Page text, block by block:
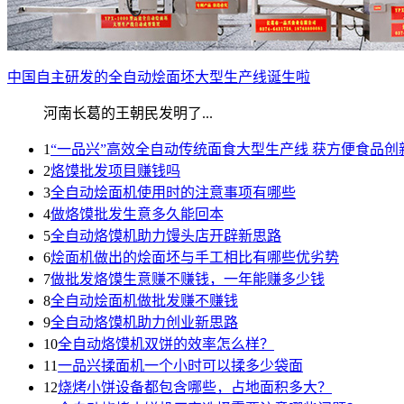
中国自主研发的全自动烩面坯大型生产线诞生啦
河南长葛的王朝民发明了...
1“一品兴”高效全自动传统面食大型生产线 获方便食品创
2烙馍批发项目赚钱吗
3全自动烩面机使用时的注意事项有哪些
4做烙馍批发生意多久能回本
5全自动烙馍机助力馒头店开辟新思路
6烩面机做出的烩面坯与手工相比有哪些优劣势
7做批发烙馍生意赚不赚钱，一年能赚多少钱
8全自动烩面机做批发赚不赚钱
9全自动烙馍机助力创业新思路
10全自动烙馍机双饼的效率怎么样？
11一品兴揉面机一个小时可以揉多少袋面
12烧烤小饼设备都包含哪些，占地面积多大？